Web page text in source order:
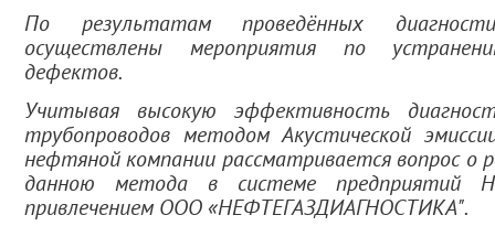
По результатам проведённых
осуществлены мероприятия по
дефектов.
Учитывая высокую эффективность
трубопроводов методом Акустической
нефтяной компании рассматривается вопрос о
данною метода в системе предприятий
привлечением ООО «НЕФТЕГАЗДИАГНОСТИКА".